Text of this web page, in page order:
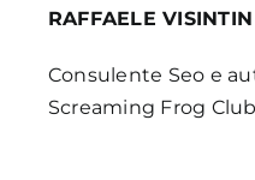
RAFFAELE VISINTIN
Consulente Seo e
Screaming Frog